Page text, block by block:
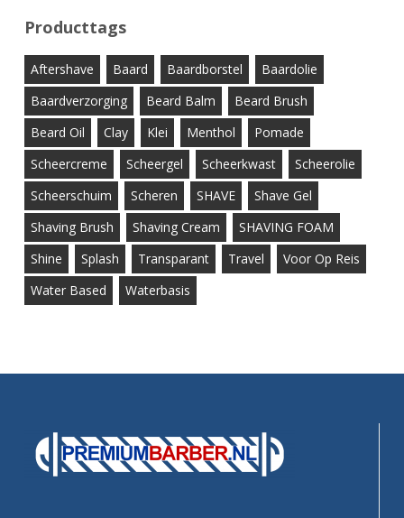
Producttags
Aftershave Baard Baardborstel
Baardolie
Baardverzorging
Beard Balm
Beard Brush
Beard Oil
Clay Klei Menthol
Pomade
Scheercreme
Scheergel Scheerkwast
Scheerolie
Scheerschuim
Scheren SHAVE
Shave Gel
Shaving Brush
Shaving Cream
SHAVING FOAM
Shine
Splash Transparant Travel
Voor Op Reis
Water Based
Waterbasis